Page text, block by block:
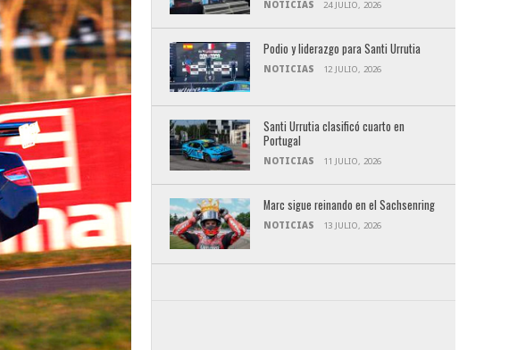
NOTICIAS 24 JULIO, 2026
Podio y liderazgo para Santi Urrutia
NOTICIAS 12 JULIO, 2026
Santi Urrutia clasificó cuarto en
Portugal
NOTICIAS 11 JULIO, 2026
Marc sigue reinando en el Sachsenring
NOTICIAS 13 JULIO, 2026